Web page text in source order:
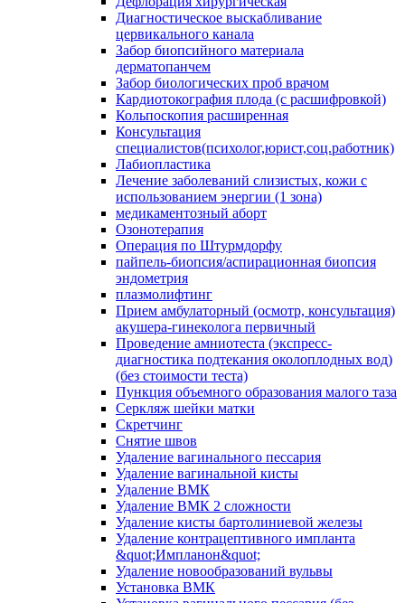
Диагностическое выскабливание
цервикального канала
Забор биопсийного материала
дерматопанчем
Забор биологических проб врачом
Кардиотокография плода (с расшифровкой)
Кольпоскопия расширенная
Консультация
специалистов(психолог,юрист,соц.работник)
Лабиопластика
Лечение заболеваний слизистых, кожи с
использованием энергии (1 зона)
медикаментозный аборт
Озонотерапия
Операция по Штурмдорфу
пайпель-биопсия/аспирационная биопсия
эндометрия
плазмолифтинг
Прием амбулаторный (осмотр, консультация)
акушера-гинеколога первичный
Проведение амниотеста (экспресс-
диагностика подтекания околоплодных вод)
(без стоимости теста)
Пункция объемного образования малого таза
Серкляж шейки матки
Скретчинг
Снятие швов
Удаление вагинального пессария
Удаление вагинальной кисты
Удаление ВМК
Удаление ВМК 2 сложности
Удаление кисты бартолиниевой железы
Удаление контрацептивного импланта
&quot;Импланон&quot;
Удаление новообразований вульвы
Установка ВМК